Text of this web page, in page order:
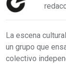
La escena
un grupo que
colectivo